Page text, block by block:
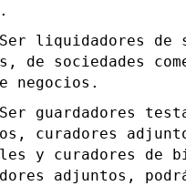
liquidadores de
de sociedades
negocios.
guardadores
curadores
y curadores de
adjuntos,